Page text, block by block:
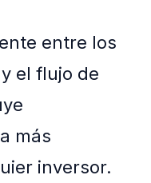
entre los
el flujo de
más
inversor.